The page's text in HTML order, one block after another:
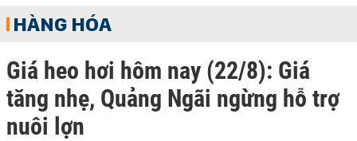
HÀNG HÓA
Giá heo hơi hôm nay (22/8): Giá
tăng nhẹ, Quảng Ngãi ngừng hỗ trợ
nuôi lợn